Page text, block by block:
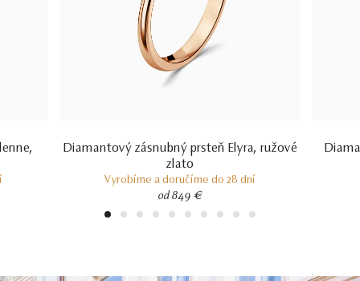
Diamantový zásnubný prsteň Elyra, ružové
zlato
Vyrobíme a doručíme do 28 dní
od 849 €
1 2 3 4 5 6 7 8 9 10